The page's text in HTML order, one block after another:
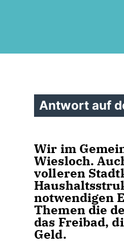
Antwort auf
Wir im
Wiesloch.
volleren
notwendigen
Themen die
das Freibad,
Geld.